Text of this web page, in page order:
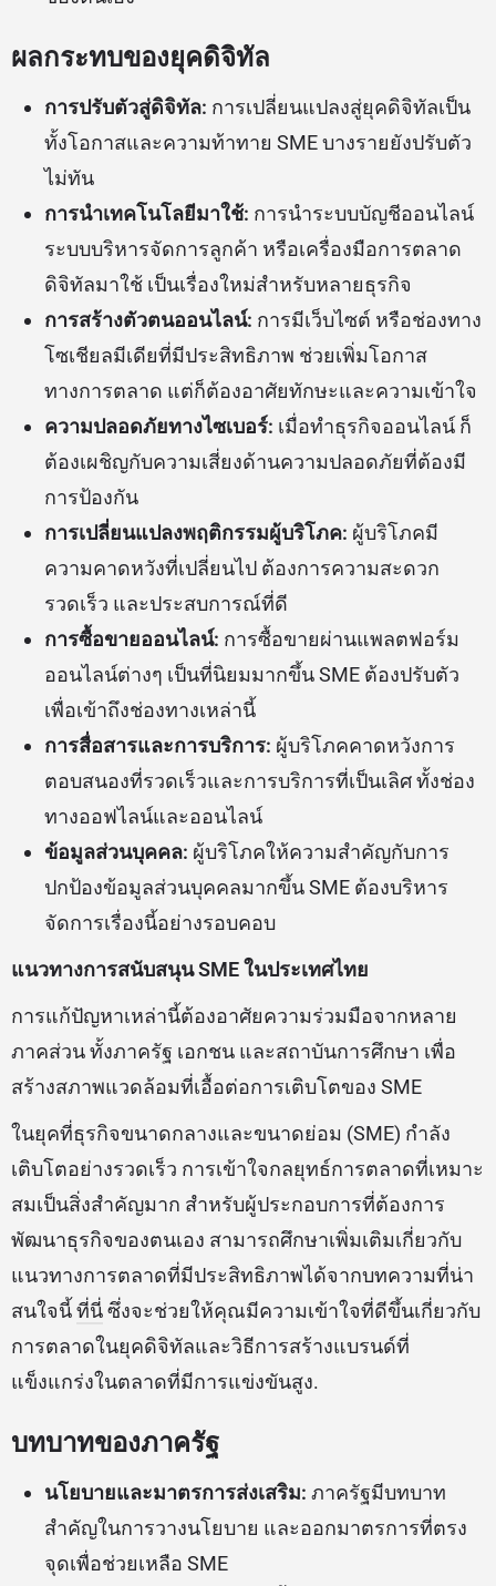
ผลกระทบของยุคดิจิทัล
การปรับตัวสู่ดิจิทัล: การเปลี่ยนแปลงสู่ยุคดิจิทัลเป็น
ทั้งโอกาสและความท้าทาย SME บางรายยังปรับตัว
ไม่ทัน
การนำเทคโนโลยีมาใช้: การนำระบบบัญชีออนไลน์
ระบบบริหารจัดการลูกค้า หรือเครื่องมือการตลาด
ดิจิทัลมาใช้ เป็นเรื่องใหม่สำหรับหลายธุรกิจ
การสร้างตัวตนออนไลน์: การมีเว็บไซต์ หรือช่องทาง
โซเชียลมีเดียที่มีประสิทธิภาพ ช่วยเพิ่มโอกาส
ทางการตลาด แต่ก็ต้องอาศัยทักษะและความเข้าใจ
ความปลอดภัยทางไซเบอร์: เมื่อทำธุรกิจออนไลน์ ก็
ต้องเผชิญกับความเสี่ยงด้านความปลอดภัยที่ต้องมี
การป้องกัน
การเปลี่ยนแปลงพฤติกรรมผู้บริโภค: ผู้บริโภคมี
ความคาดหวังที่เปลี่ยนไป ต้องการความสะดวก
รวดเร็ว และประสบการณ์ที่ดี
การซื้อขายออนไลน์: การซื้อขายผ่านแพลตฟอร์ม
ออนไลน์ต่างๆ เป็นที่นิยมมากขึ้น SME ต้องปรับตัว
เพื่อเข้าถึงช่องทางเหล่านี้
การสื่อสารและการบริการ: ผู้บริโภคคาดหวังการ
ตอบสนองที่รวดเร็วและการบริการที่เป็นเลิศ ทั้งช่อง
ทางออฟไลน์และออนไลน์
ข้อมูลส่วนบุคคล: ผู้บริโภคให้ความสำคัญกับการ
ปกป้องข้อมูลส่วนบุคคลมากขึ้น SME ต้องบริหาร
จัดการเรื่องนี้อย่างรอบคอบ
แนวทางการสนับสนุน SME ในประเทศไทย
การแก้ปัญหาเหล่านี้ต้องอาศัยความร่วมมือจากหลาย
ภาคส่วน ทั้งภาครัฐ เอกชน และสถาบันการศึกษา เพื่อ
สร้างสภาพแวดล้อมที่เอื้อต่อการเติบโตของ SME
ในยุคที่ธุรกิจขนาดกลางและขนาดย่อม (SME) กำลัง
เติบโตอย่างรวดเร็ว การเข้าใจกลยุทธ์การตลาดที่เหมาะ
สมเป็นสิ่งสำคัญมาก สำหรับผู้ประกอบการที่ต้องการ
พัฒนาธุรกิจของตนเอง สามารถศึกษาเพิ่มเติมเกี่ยวกับ
แนวทางการตลาดที่มีประสิทธิภาพได้จากบทความที่น่า
สนใจนี้ที่นี่ซึ่งจะช่วยให้คุณมีความเข้าใจที่ดีขึ้นเกี่ยวกับ
การตลาดในยุคดิจิทัลและวิธีการสร้างแบรนด์ที่
แข็งแกร่งในตลาดที่มีการแข่งขันสูง.
บทบาทของภาครัฐ
นโยบายและมาตรการส่งเสริม: ภาครัฐมีบทบาท
สำคัญในการวางนโยบาย และออกมาตรการที่ตรง
จุดเพื่อช่วยเหลือ SME